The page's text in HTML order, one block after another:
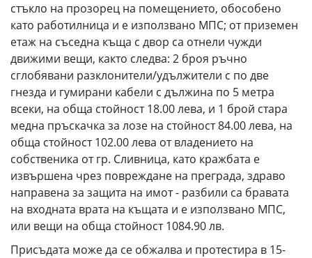
стъкло на прозорец на помещението, обособено
като работилница и е използвано МПС; от приземен
етаж на съседна къща с двор са отнели чужди
движими вещи, както следва: 2 броя ръчно
сглобявани разклонители/удължители с по две
гнезда и гумирани кабели с дължина по 5 метра
всеки, на обща стойност 18.00 лева, и 1 брой стара
медна пръскачка за лозе на стойност 84.00 лева, на
обща стойност 102.00 лева от владението на
собственика от гр. Сливница, като кражбата е
извършена чрез повреждане на преграда, здраво
направена за защита на имот - разбили са бравата
на входната врата на къщата и е използвано МПС,
или вещи на обща стойност 1084.90 лв.
Присъдата може да се обжалва и протестира в 15-